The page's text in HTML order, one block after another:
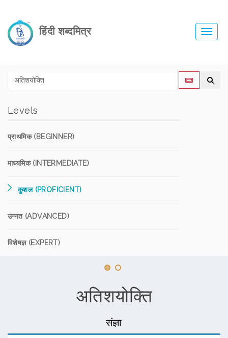
हिंदी शब्दमित्र
Levels
प्राथमिक (BEGINNER)
माध्यमिक (INTERMEDIATE)
कुशल (PROFICIENT)
उन्नत (ADVANCED)
विशेषज्ञ (EXPERT)
अतिशयोक्ति
संज्ञा